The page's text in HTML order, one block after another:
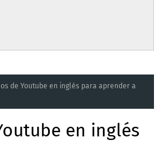
de Youtube en inglés para aprender a
en inglés